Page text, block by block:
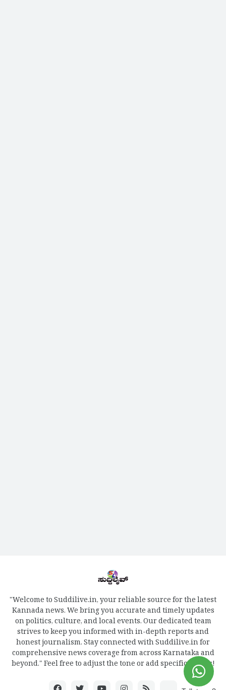
"Welcome to Suddilive.in, your reliable source for the latest
Kannada news. We bring you accurate and timely updates
on politics, culture, and local events. Our dedicated team
strives to keep you informed with in-depth reports and
honest journalism. Stay connected with Suddilive.in for
comprehensive news coverage from across Karnataka and
beyond." Feel free to adjust the tone or add specific details!